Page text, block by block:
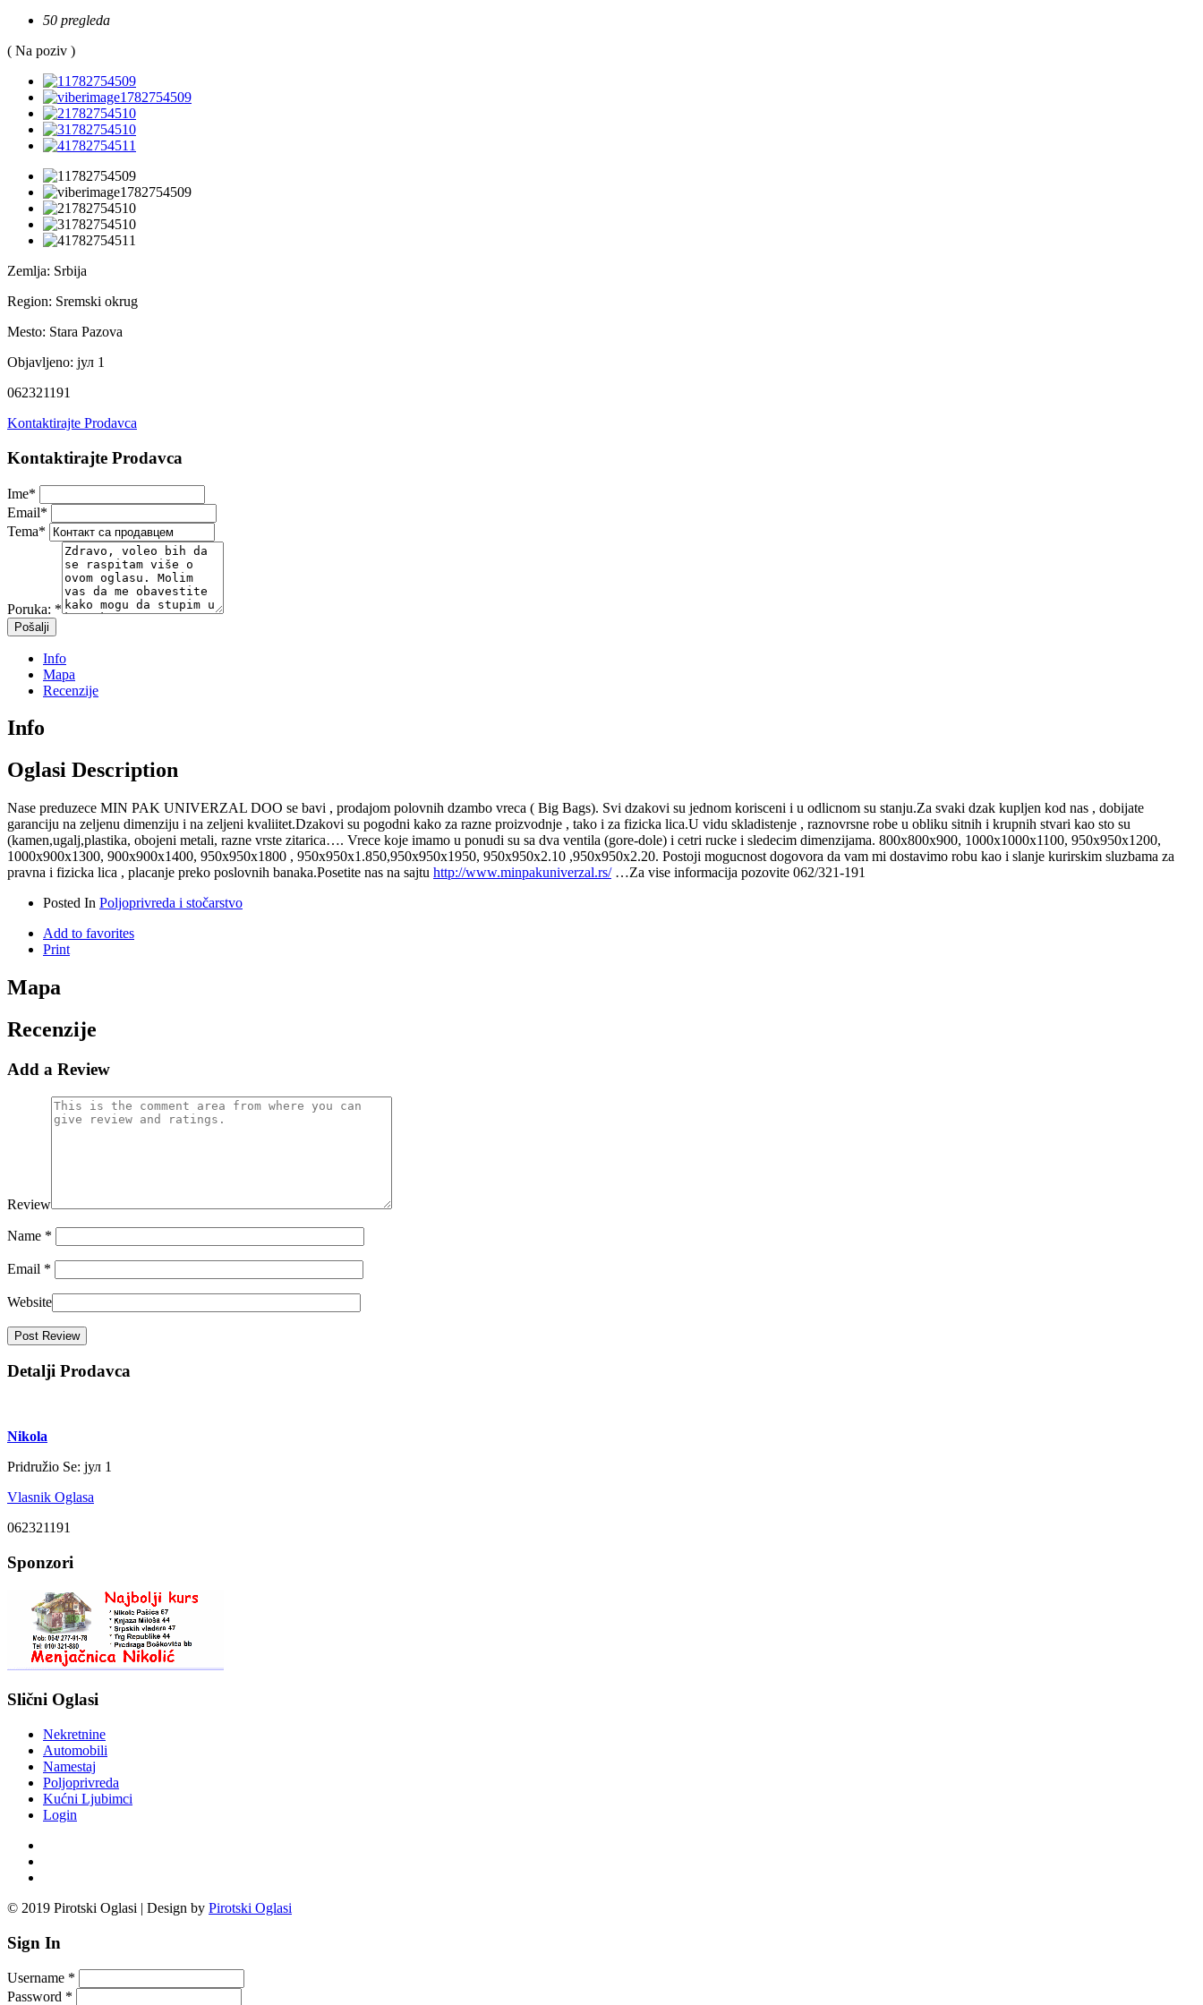
50 pregleda
( Na poziv )
Zemlja: Srbija
Region: Sremski okrug
Mesto: Stara Pazova
Objavljeno: јул 1
062321191
Kontaktirajte Prodavca
Kontaktirajte Prodavca
Ime*
Email*
Tema*
Poruka: *
Info
Mapa
Recenzije
Info
Oglasi Description
Nase preduzece MIN PAK UNIVERZAL DOO se bavi , prodajom polovnih dzambo vreca ( Big Bags). Svi dzakovi su jednom korisceni i u odlicnom su stanju.Za svaki dzak kupljen kod nas , dobijate
garanciju na zeljenu dimenziju i na zeljeni kvaliitet.Dzakovi su pogodni kako za razne proizvodnje , tako i za fizicka lica.U vidu skladistenje , raznovrsne robe u obliku sitnih i krupnih stvari kao sto su
(kamen,ugalj,plastika, obojeni metali, razne vrste zitarica…. Vrece koje imamo u ponudi su sa dva ventila (gore-dole) i cetri rucke i sledecim dimenzijama. 800x800x900, 1000x1000x1100, 950x950x1200,
1000x900x1300, 900x900x1400, 950x950x1800 , 950x950x1.850,950x950x1950, 950x950x2.10 ,950x950x2.20. Postoji mogucnost dogovora da vam mi dostavimo robu kao i slanje kurirskim sluzbama za
pravna i fizicka lica , placanje preko poslovnih banaka.Posetite nas na sajtu http://www.minpakuniverzal.rs/…Za vise informacija pozovite 062/321-191
Posted In Poljoprivreda i stočarstvo
Add to favorites
Print
Mapa
Recenzije
Add a Review
Review
Name *
Email *
Website
Detalji Prodavca
Nikola
Pridružio Se: јул 1
Vlasnik Oglasa
062321191
Sponzori
Slični Oglasi
Nekretnine
Automobili
Namestaj
Poljoprivreda
Kućni Ljubimci
Login
© 2019 Pirotski Oglasi | Design by Pirotski Oglasi
Sign In
Username *
Password *